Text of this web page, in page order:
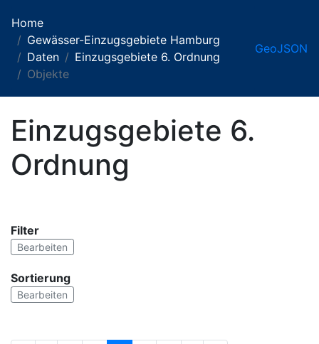
Home
Gewässer-Einzugsgebiete Hamburg
Daten
Einzugsgebiete 6. Ordnung
Objekte
GeoJSON
Einzugsgebiete 6.
Ordnung
Filter
Bearbeiten
Sortierung
Bearbeiten